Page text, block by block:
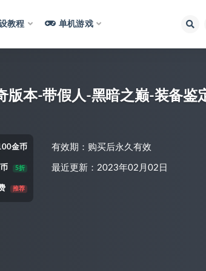
教程 单机游戏
版本-带假人-黑暗之巅-装备鉴
金币
5折
推荐
有效期：购买后永久有效
最近更新：2023年02月02日